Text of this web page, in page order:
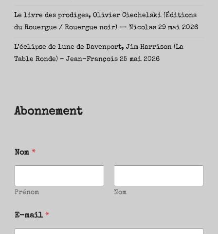
Le livre des prodiges, Olivier Ciechelski (Éditions
du Rouergue / Rouergue noir) — Nicolas 29 mai 2026
L’éclipse de lune de Davenport, Jim Harrison (La
Table Ronde) – Jean-François 25 mai 2026
Abonnement
Nom *
Prénom Nom
E-mail *